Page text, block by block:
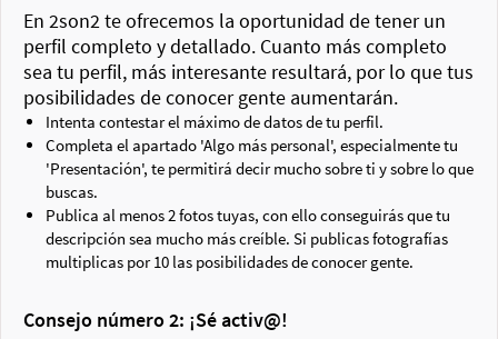
En 2son2 te ofrecemos la oportunidad de tener un
perfil completo y detallado. Cuanto más completo
sea tu perfil, más interesante resultará, por lo que tus
posibilidades de conocer gente aumentarán.
Intenta contestar el máximo de datos de tu perfil.
Completa el apartado 'Algo más personal', especialmente tu
'Presentación', te permitirá decir mucho sobre ti y sobre lo que
buscas.
Publica al menos 2 fotos tuyas, con ello conseguirás que tu
descripción sea mucho más creíble. Si publicas fotografías
multiplicas por 10 las posibilidades de conocer gente.
Consejo número 2: ¡Sé activ@!